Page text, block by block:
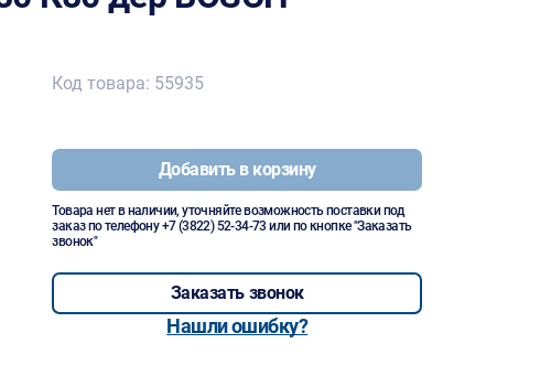
Код товара: 55935
Добавить в корзину
Товара нет в наличии, уточняйте возможность поставки под
заказ по телефону+7 (3822) 52-34-73 или по кнопке "Заказать
звонок"
Заказать звонок
Нашли ошибку?